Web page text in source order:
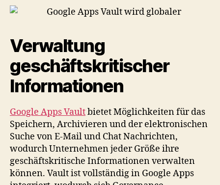
Verwaltung
geschäftskritischer
Informationen
Google Apps Vaultbietet Möglichkeiten für das
Speichern, Archivieren und der elektronischen
Suche von E-Mail und Chat Nachrichten,
wodurch Unternehmen jeder Größe ihre
geschäftskritische Informationen verwalten
können. Vault ist vollständig in Google Apps